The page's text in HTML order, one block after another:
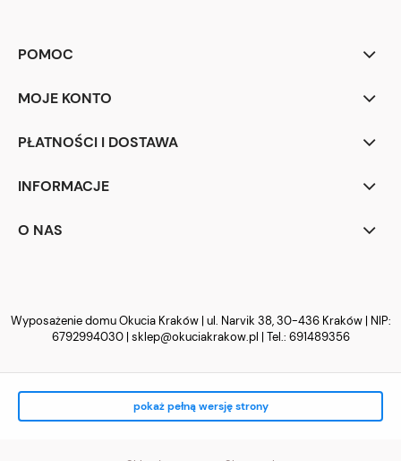
POMOC
MOJE KONTO
PŁATNOŚCI I DOSTAWA
INFORMACJE
O NAS
Wyposażenie domu Okucia Kraków | ul. Narvik 38, 30-436 Kraków | NIP:
6792994030 | sklep@okuciakrakow.pl | Tel.: 691489356
pokaż pełną wersję strony